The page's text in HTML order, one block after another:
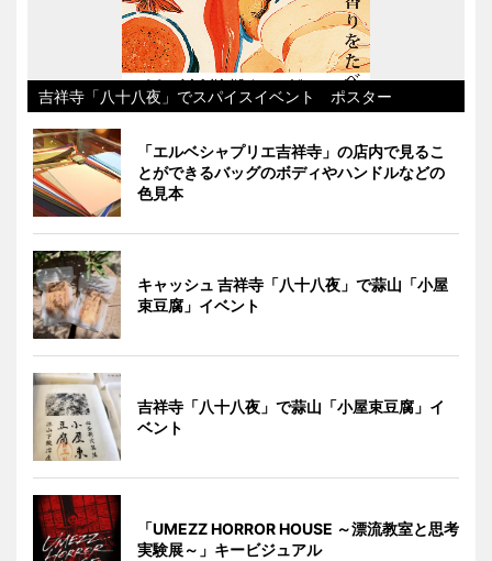
吉祥寺「八十八夜」でスパイスイベント ポスター
「エルベシャプリエ吉祥寺」の店内で見るこ
とができるバッグのボディやハンドルなどの
色見本
キャッシュ 吉祥寺「八十八夜」で蒜山「小屋
束豆腐」イベント
吉祥寺「八十八夜」で蒜山「小屋束豆腐」イ
ベント
「UMEZZ HORROR HOUSE ～漂流教室と思考
実験展～」キービジュアル